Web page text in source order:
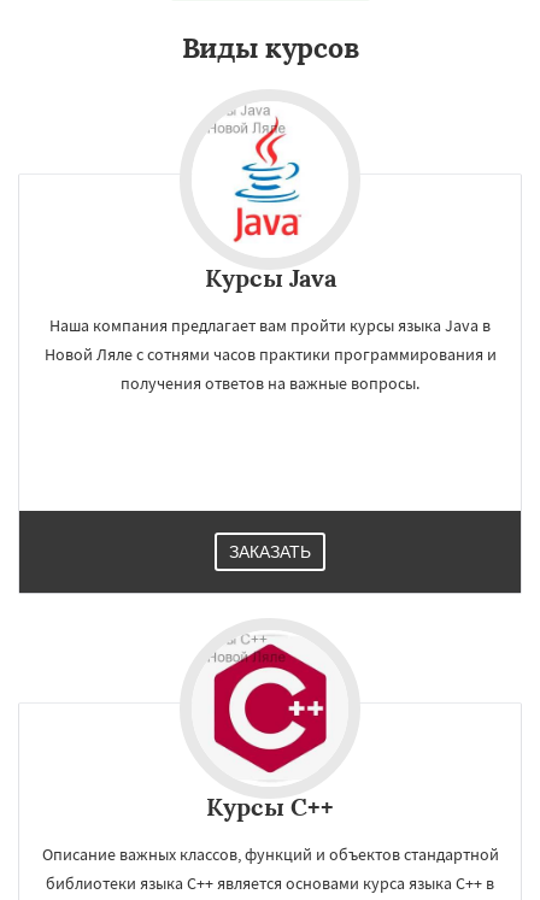
Виды курсов
Курсы Java
Наша компания предлагает вам пройти курсы языка Java в
Новой Ляле с сотнями часов практики программирования и
получения ответов на важные вопросы.
ЗАКАЗАТЬ
Курсы C++
Описание важных классов, функций и объектов стандартной
библиотеки языка C++ является основами курса языка C++ в